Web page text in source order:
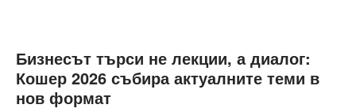
Бизнесът търси не лекции, а диалог:
Кошер 2026 събира актуалните теми в
нов формат